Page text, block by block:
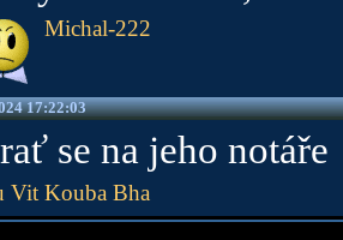
Michal-222
17:22:03
se na jeho notáře
Vit Kouba Bha